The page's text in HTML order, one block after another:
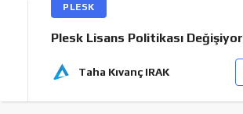
PLESK
Plesk Lisans Politikası Değişiyor
Taha Kıvanç IRAK